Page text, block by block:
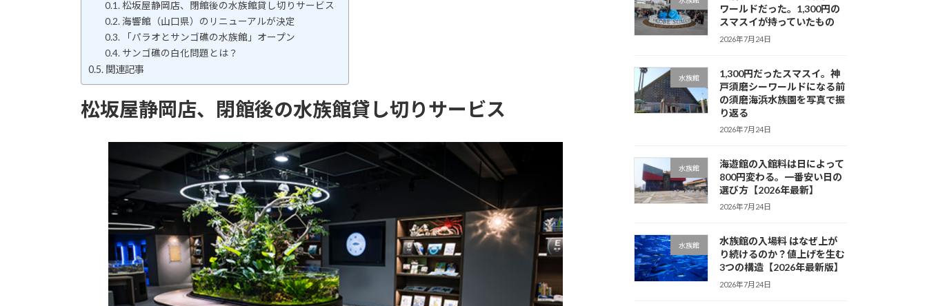
松坂屋静岡店、閉館後の水族館貸し切りサービス
海響館（山口県）のリニューアルが決定
「パラオとサンゴ礁の水族館」オープン
サンゴ礁の白化問題とは？
関連記事
松坂屋静岡店、閉館後の水族館貸し切りサービス
ワールドだった。1,300円の
スマスイが持っていたもの
2026年7月24日
水族館
1,300円だったスマスイ。神
戸須磨シーワールドになる前
の須磨海浜水族園を写真で振
り返る
2026年7月24日
水族館
海遊館の入館料は日によって
800円変わる。一番安い日の
選び方【2026年最新】
2026年7月24日
水族館
水族館の入場料 はなぜ上が
り続けるのか？値上げを生む
3つの構造【2026年最新版】
2026年7月24日